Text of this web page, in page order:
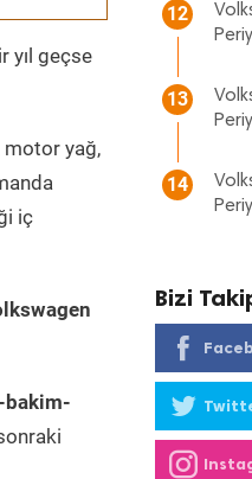
yıl geçse
motor yağ,
iç
bakim-
12
13
14
Bizi